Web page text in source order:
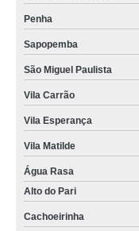
Penha
Sapopemba
São Miguel Paulista
Vila Carrão
Vila Esperança
Vila Matilde
Água Rasa
Alto do Pari
Cachoeirinha